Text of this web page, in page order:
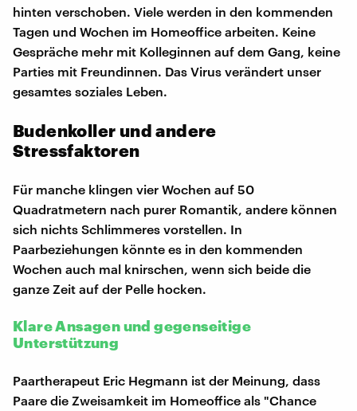
hinten verschoben. Viele werden in den kommenden
Tagen und Wochen im Homeoffice arbeiten. Keine
Gespräche mehr mit Kolleginnen auf dem Gang, keine
Parties mit Freundinnen. Das Virus verändert unser
gesamtes soziales Leben.
Budenkoller und andere
Stressfaktoren
Für manche klingen vier Wochen auf 50
Quadratmetern nach purer Romantik, andere können
sich nichts Schlimmeres vorstellen. In
Paarbeziehungen könnte es in den kommenden
Wochen auch mal knirschen, wenn sich beide die
ganze Zeit auf der Pelle hocken.
Klare Ansagen und gegenseitige
Unterstützung
Paartherapeut Eric Hegmann ist der Meinung, dass
Paare die Zweisamkeit im Homeoffice als "Chance